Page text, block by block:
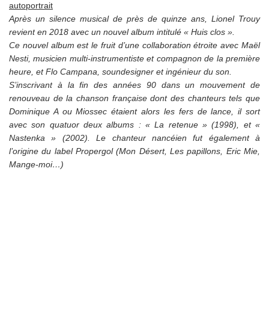
autoportrait
Après un silence musical de près de quinze ans, Lionel Trouy
revient en 2018 avec un nouvel album intitulé « Huis clos ».
Ce nouvel album est le fruit d’une collaboration étroite avec Maël
Nesti, musicien multi-instrumentiste et compagnon de la première
heure, et Flo Campana, soundesigner et ingénieur du son.
S’inscrivant à la fin des années 90 dans un mouvement de
renouveau de la chanson française dont des chanteurs tels que
Dominique A ou Miossec étaient alors les fers de lance, il sort
avec son quatuor deux albums : « La retenue » (1998), et «
Nastenka » (2002). Le chanteur nancéien fut également à
l’origine du label Propergol (Mon Désert, Les papillons, Eric Mie,
Mange-moi…)